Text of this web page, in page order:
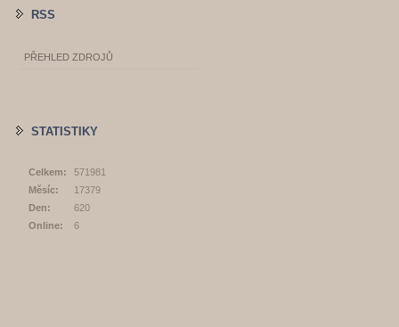
RSS
PŘEHLED ZDROJŮ
STATISTIKY
Online: 6
Celkem:
571981
Měsíc:
17379
Den:
620